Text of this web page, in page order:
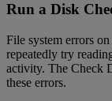
Run a Disk
File system errors
repeatedly try
activity. The Check
these errors.